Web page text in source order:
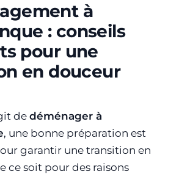
à
: conseils
pour une
en douceur
dedéménager à
, une bonne préparation est
garantir une transition en
ce soit pour des raisons